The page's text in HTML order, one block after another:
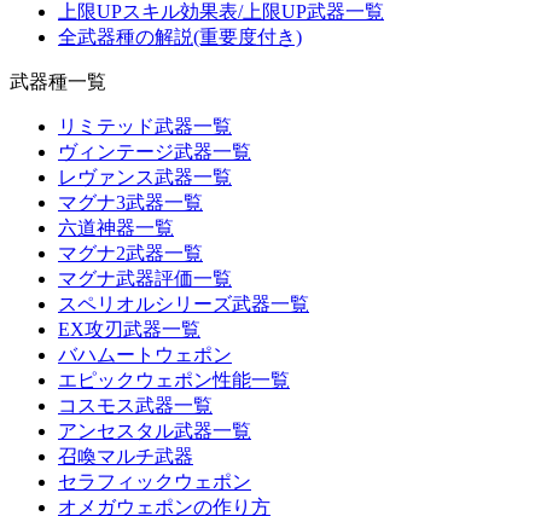
上限UPスキル効果表/上限UP武器一覧
全武器種の解説(重要度付き)
武器種一覧
リミテッド武器一覧
ヴィンテージ武器一覧
レヴァンス武器一覧
マグナ3武器一覧
六道神器一覧
マグナ2武器一覧
マグナ武器評価一覧
スペリオルシリーズ武器一覧
EX攻刃武器一覧
バハムートウェポン
エピックウェポン性能一覧
コスモス武器一覧
アンセスタル武器一覧
召喚マルチ武器
セラフィックウェポン
オメガウェポンの作り方